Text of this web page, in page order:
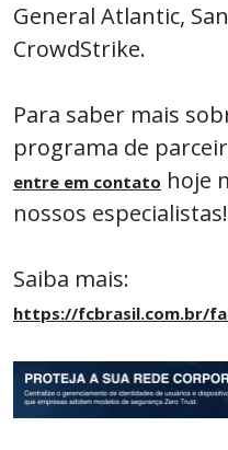
General Atlantic,
CrowdStrike.
Para saber mais
programa de
entre em contato hoje
nossos especialistas!
Saiba mais:
https://fcbrasil.com.br/